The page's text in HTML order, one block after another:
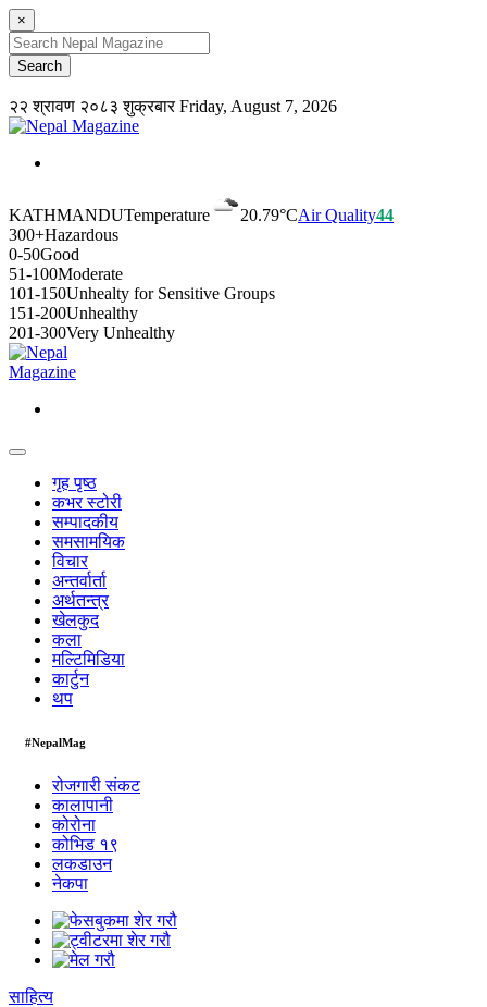
×
२२ श्रावण २०८३ शुक्रबारFriday, August 7, 2026
KATHMANDUTemperature 20.79°CAir Quality44
300+Hazardous
0-50Good
51-100Moderate
101-150Unhealty for Sensitive Groups
151-200Unhealthy
201-300Very Unhealthy
गृह पृष्ठ
कभर स्टोरी
सम्पादकीय
समसामयिक
विचार
अन्तर्वार्ता
अर्थतन्त्र
खेलकुद
कला
मल्टिमिडिया
कार्टुन
थप
#NepalMag
रोजगारी संकट
कालापानी
कोरोना
कोभिड १९
लकडाउन
नेकपा
साहित्य